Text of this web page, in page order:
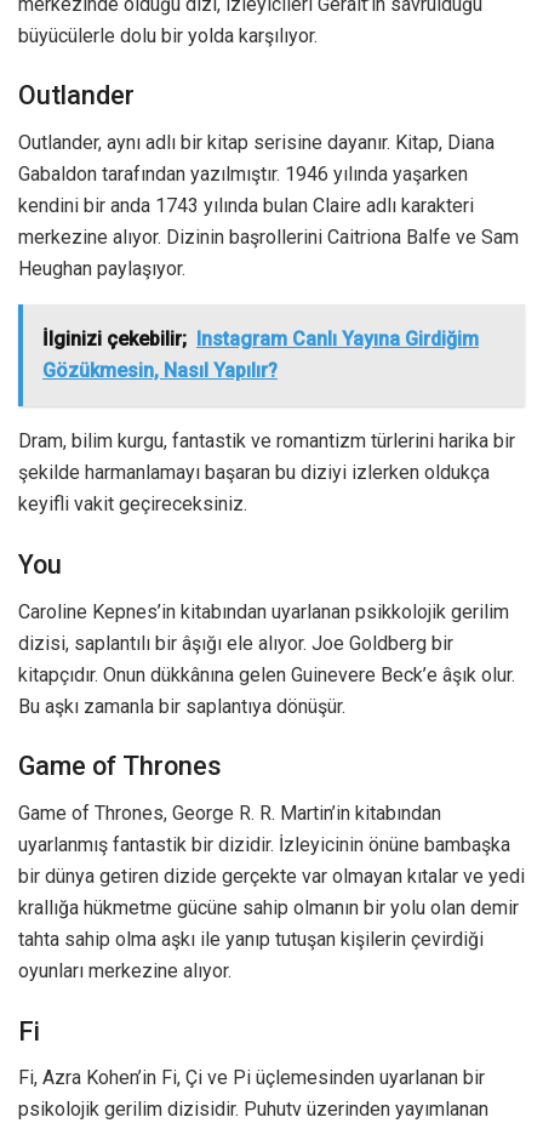
büyücülerle dolu bir yolda karşılıyor.
Outlander
Outlander, aynı adlı bir kitap serisine dayanır. Kitap, Diana
Gabaldon tarafından yazılmıştır. 1946 yılında yaşarken
kendini bir anda 1743 yılında bulan Claire adlı karakteri
merkezine alıyor. Dizinin başrollerini Caitriona Balfe ve Sam
Heughan paylaşıyor.
İlginizi çekebilir;
Instagram Canlı Yayına Girdiğim
Gözükmesin, Nasıl Yapılır?
Dram, bilim kurgu, fantastik ve romantizm türlerini harika bir
şekilde harmanlamayı başaran bu diziyi izlerken oldukça
keyifli vakit geçireceksiniz.
You
Caroline Kepnes’in kitabından uyarlanan psikkolojik gerilim
dizisi, saplantılı bir âşığı ele alıyor. Joe Goldberg bir
kitapçıdır. Onun dükkânına gelen Guinevere Beck’e âşık olur.
Bu aşkı zamanla bir saplantıya dönüşür.
Game of Thrones
Game of Thrones, George R. R. Martin’in kitabından
uyarlanmış fantastik bir dizidir. İzleyicinin önüne bambaşka
bir dünya getiren dizide gerçekte var olmayan kıtalar ve yedi
krallığa hükmetme gücüne sahip olmanın bir yolu olan demir
tahta sahip olma aşkı ile yanıp tutuşan kişilerin çevirdiği
oyunları merkezine alıyor.
Fi
Fi, Azra Kohen’in Fi, Çi ve Pi üçlemesinden uyarlanan bir
psikolojik gerilim dizisidir. Puhutv üzerinden yayımlanan